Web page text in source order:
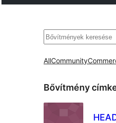
Keresés
AllCommunity
Bővítmény